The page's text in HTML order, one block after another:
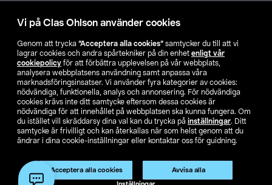
Vi på Clas Ohlson använder cookies
Genom att trycka ”Acceptera alla cookies” samtycker du till att vi
lagrar cookies och andra spårtekniker på din enhet enligt vår
cookiepolicy för att förbättra upplevelsen på vår webbplats,
analysera webbplatsens användning samt anpassa våra
marknadsföringsinsatser. Vi använder fyra kategorier av cookies:
nödvändiga, funktionella, analys och annonsering. För nödvändiga
cookies krävs inte ditt samtycke eftersom dessa cookies är
nödvändiga för att innehållet på webbplatsen ska kunna fungera. Om
du istället vill skräddarsy dina val kan du trycka på inställningar. Ditt
samtycke är frivilligt och kan återkallas när som helst genom att du
ändrar i dina cookie-inställningar eller kontaktar oss för guidning.
Acceptera alla cookies Avvisa alla
Produkten har utgått
Artikelnr: 51-3558
Hitta butik
SE NO FI
Ändra till priser exklusive moms